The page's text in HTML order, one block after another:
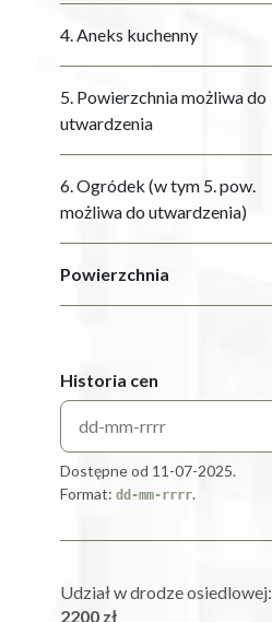
4. Aneks kuchenny
5. Powierzchnia możliwa do
utwardzenia
6. Ogródek (w tym 5. pow.
możliwa do utwardzenia)
Powierzchnia
Historia cen
Dostępne od 11-07-2025.
Format: dd-mm-rrrr.
Udział w drodze osiedlowej:
2200 zł